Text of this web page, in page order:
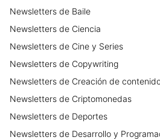
Newsletters de Baile
Newsletters de Ciencia
Newsletters de Cine y Series
Newsletters de Copywriting
Newsletters de Creación de
Newsletters de Criptomonedas
Newsletters de Deportes
Newsletters de Desarrollo y